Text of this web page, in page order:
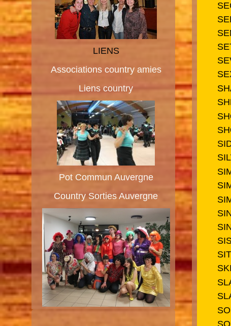
LIENS
Associations country amies
Liens country
Pot Commun Auvergne
Country Sorties Auvergne